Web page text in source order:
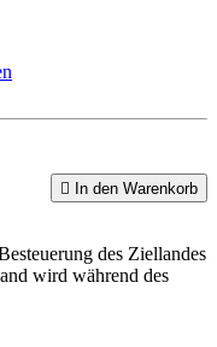
 In den Warenkorb
des Ziellandes
wird während des